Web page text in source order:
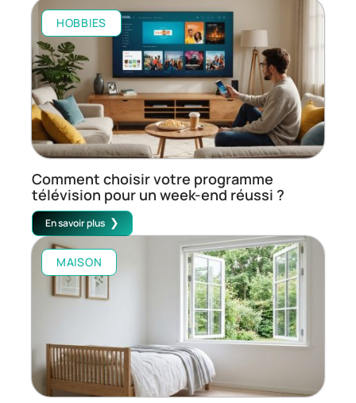
HOBBIES
Comment choisir votre programme
télévision pour un week-end réussi ?
En savoir plus
MAISON